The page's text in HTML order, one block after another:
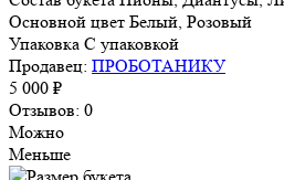
Основной цвет Белый, Розовый
Упаковка С упаковкой
Продавец: ПРОБОТАНИКУ
5 000 ₽
Отзывов: 0
Можно
Меньше